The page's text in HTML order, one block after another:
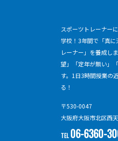
スポーツトレーナー
学校！3年間で「真
レーナー」を養成し
望」「定年が無い」
す。1日3時間授業の
る！
〒530-0047
大阪府大阪市北区西
TEL 06-6360-